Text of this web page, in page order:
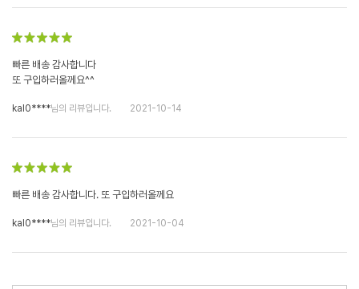
빠른 배송 감사합니다
또 구입하러올께요^^
kal0****님의 리뷰입니다. 2021-10-14
빠른 배송 감사합니다. 또 구입하러올께요
kal0****님의 리뷰입니다. 2021-10-04